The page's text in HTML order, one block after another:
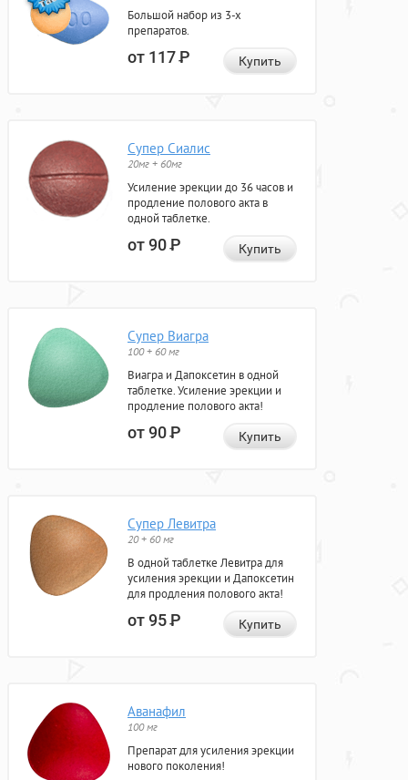
Большой набор из 3-х
препаратов.
от 117Р Купить
Супер Сиалис
20мг + 60мг
Усиление эрекции до 36 часов и
продление полового акта в
одной таблетке.
от 90Р Купить
Супер Виагра
100 + 60 мг
Виагра и Дапоксетин в одной
таблетке. Усиление эрекции и
продление полового акта!
от 90Р Купить
Супер Левитра
20 + 60 мг
В одной таблетке Левитра для
усиления эрекции и Дапоксетин
для продления полового акта!
от 95Р Купить
Аванафил
100 мг
Препарат для усиления эрекции
нового поколения!